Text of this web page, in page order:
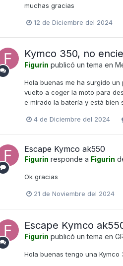
muchas gracias
12 de Diciembre del 2024
Kymco 350, no
Figurin publicó un tema en
Hola buenas me ha surgido
vuelto a coger la moto para
e mirado la batería y está bien
4 de Diciembre del 2024
Escape Kymco ak550
Figurin responde a Figurin
Ok gracias
21 de Noviembre del 2024
Escape Kymco
Figurin publicó un tema en
Hola buenas tengo una